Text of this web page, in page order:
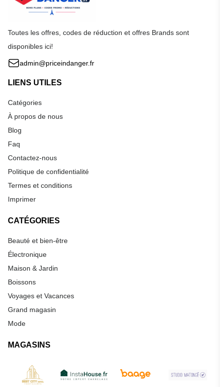
Toutes les offres, codes de réduction et offres Brands sont
disponibles ici!
admin@priceindanger.fr
LIENS UTILES
Catégories
À propos de nous
Blog
Faq
Contactez-nous
Politique de confidentialité
Termes et conditions
Imprimer
CATÉGORIES
Beauté et bien-être
Électronique
Maison & Jardin
Boissons
Voyages et Vacances
Grand magasin
Mode
MAGASINS